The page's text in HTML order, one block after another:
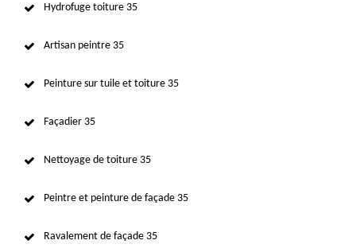
Hydrofuge toiture 35
Artisan peintre 35
Peinture sur tuile et toiture 35
Façadier 35
Nettoyage de toiture 35
Peintre et peinture de façade 35
Ravalement de façade 35